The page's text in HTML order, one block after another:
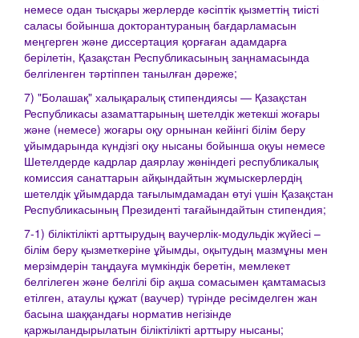
немесе одан тысқары жерлерде кәсіптік қызметтің тиісті
саласы бойынша докторантураның бағдарламасын
меңгерген және диссертация қорғаған адамдарға
берілетін, Қазақстан Республикасының заңнамасында
белгіленген тәртіппен танылған дәреже;
7) "Болашақ" халықаралық стипендиясы — Қазақстан
Республикасы азаматтарының шетелдік жетекші жоғары
және (немесе) жоғары оқу орнынан кейінгі білім беру
ұйымдарында күндізгі оқу нысаны бойынша оқуы немесе
Шетелдерде кадрлар даярлау жөніндегі республикалық
комиссия санаттарын айқындайтын жұмыскерлердің
шетелдік ұйымдарда тағылымдамадан өтуі үшін Қазақстан
Республикасының Президенті тағайындайтын стипендия;
7-1) біліктілікті арттырудың ваучерлік-модульдік жүйесі –
білім беру қызметкеріне ұйымды, оқытудың мазмұны мен
мерзімдерін таңдауға мүмкіндік беретін, мемлекет
белгілеген және белгілі бір ақша сомасымен қамтамасыз
етілген, атаулы құжат (ваучер) түрінде ресімделген жан
басына шаққандағы норматив негізінде
қаржыландырылатын біліктілікті арттыру нысаны;